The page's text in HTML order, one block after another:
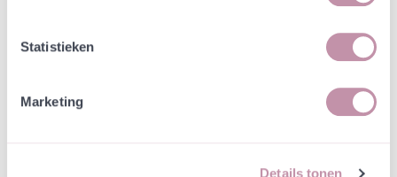
Statistieken
Marketing
Details tonen
Jouw bestelling draagt bij aan meer biodiversiteit